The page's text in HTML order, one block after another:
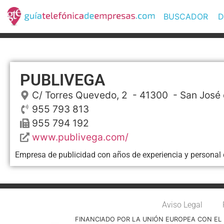
BUSCADOR
PUBLIVEGA
C/ Torres Quevedo, 2 - 41300 - San
955 793 813
955 794 192
www.publivega.com/
Empresa de publicidad con años de experiencia y
Aviso Legal
FINANCIADO POR LA UNIÓN EUROPEA CON